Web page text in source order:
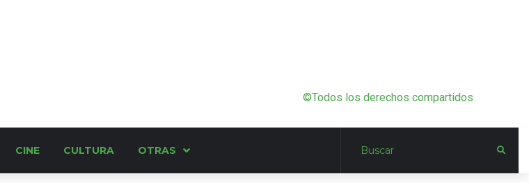
©Todos los derechos compartidos
CINE CULTURA OTRAS